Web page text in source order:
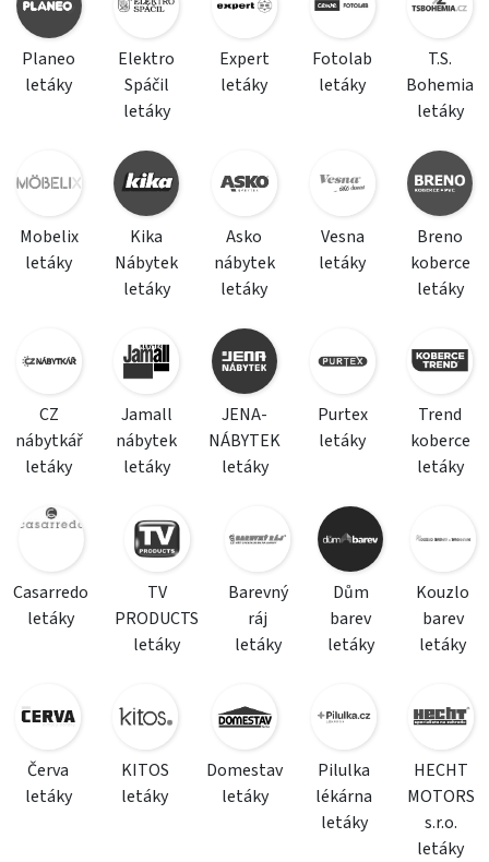
Planeo
letáky
Elektro
Spáčil
letáky
Expert
letáky
Fotolab
letáky
T.S.
Bohemia
letáky
Mobelix
letáky
Kika
Nábytek
letáky
Asko
nábytek
letáky
Vesna
letáky
Breno
koberce
letáky
CZ
nábytkář
letáky
Jamall
nábytek
letáky
JENA-
NÁBYTEK
letáky
Purtex
letáky
Trend
koberce
letáky
Casarredo
letáky
TV
PRODUCTS
letáky
Barevný
ráj
letáky
Dům
barev
letáky
Kouzlo
barev
letáky
Červa
letáky
KITOS
letáky
Domestav
letáky
Pilulka
lékárna
letáky
HECHT
MOTORS
s.r.o.
letáky